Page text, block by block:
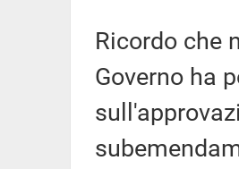
Ricordo che
Governo ha